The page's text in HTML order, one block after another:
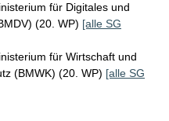
für Digitales und
(20. WP) [alle SG
für Wirtschaft und
(BMWK) (20. WP) [alle SG